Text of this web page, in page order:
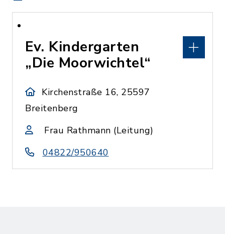
Ev. Kindergarten
„Die Moorwichtel“
Kirchenstraße 16, 25597
Breitenberg
Frau Rathmann (Leitung)
04822/950640